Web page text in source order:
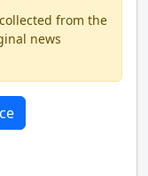
from the
news